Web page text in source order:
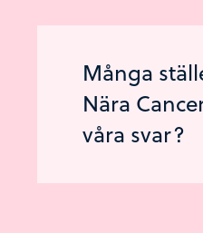
Många
Nära
våra svar?